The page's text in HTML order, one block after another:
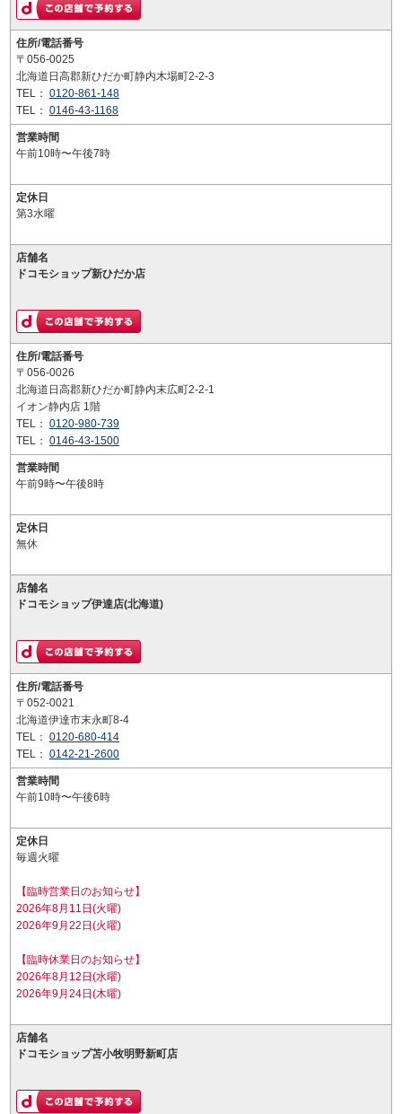
住所/電話番号
〒056-0025
北海道日高郡新ひだか町静内木場町2-2-3
TEL： 0120-861-148
TEL： 0146-43-1168
営業時間
午前10時〜午後7時
定休日
第3水曜
店舗名
ドコモショップ新ひだか店
住所/電話番号
〒056-0026
北海道日高郡新ひだか町静内末広町2-2-1
イオン静内店 1階
TEL： 0120-980-739
TEL： 0146-43-1500
営業時間
午前9時〜午後8時
定休日
無休
店舗名
ドコモショップ伊達店(北海道)
住所/電話番号
〒052-0021
北海道伊達市末永町8-4
TEL： 0120-680-414
TEL： 0142-21-2600
営業時間
午前10時〜午後6時
定休日
毎週火曜
【臨時営業日のお知らせ】
2026年8月11日(火曜)
2026年9月22日(火曜)
【臨時休業日のお知らせ】
2026年8月12日(水曜)
2026年9月24日(木曜)
店舗名
ドコモショップ苫小牧明野新町店